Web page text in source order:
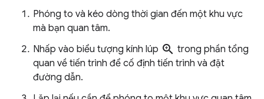
Phóng to và kéo dòng thời gian đến một khu vực
mà bạn quan tâm.
Nhấp vào biểu tượng kính lúp zoom_in trong phần tổng
quan về tiến trình để cố định tiến trình và đặt
đường dẫn.